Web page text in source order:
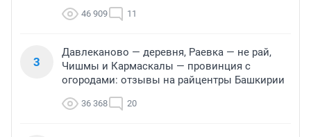
46 909 11
3
Давлеканово — деревня, Раевка — не рай,
Чишмы и Кармаскалы — провинция с
огородами: отзывы на райцентры Башкирии
36 368 20